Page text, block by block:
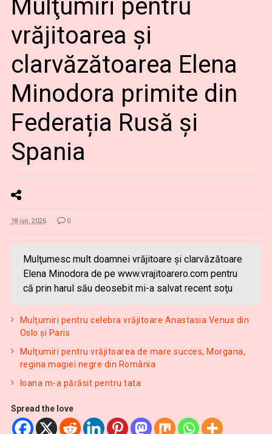
Mulţumiri pentru
vrăjitoarea şi
clarvăzătoarea Elena
Minodora primite din
Federația Rusă și
Spania
18 iun. 2026 0
Mulţumesc mult doamnei vrăjitoare şi clarvăzătoare
Elena Minodora de pe www.vrajitoarero.com pentru
că prin harul său deosebit mi-a salvat recent soţu
Mulţumiri pentru celebra vrăjitoare Anastasia Venus din
Oslo și Paris
Mulţumiri pentru vrăjitoarea de mare succes, Morgana,
regina magiei negre din România
Ioana m-a părăsit pentru tata
Spread the love